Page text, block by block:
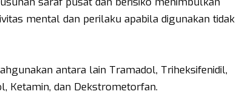
mental dan perilaku apabila digunakan tidak
antara lain Tramadol, Triheksifenidil,
Ketamin, dan Dekstrometorfan.